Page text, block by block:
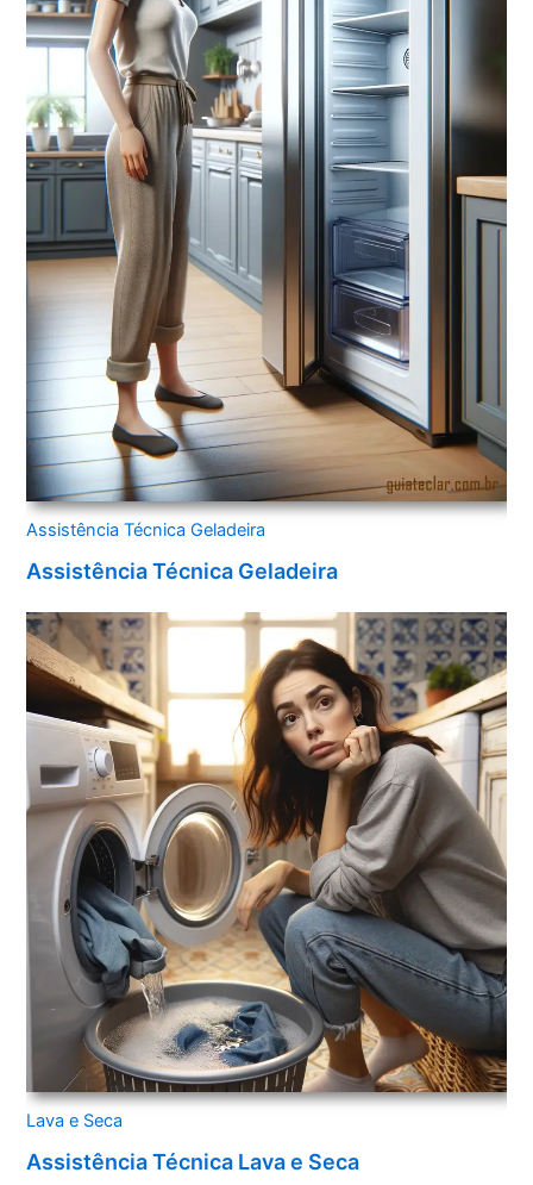
Assistência Técnica Geladeira
Assistência Técnica Geladeira
Lava e Seca
Assistência Técnica Lava e Seca